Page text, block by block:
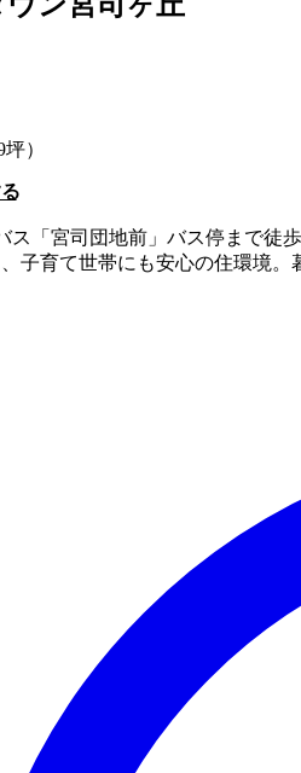
）
ス「宮司団地前」バス停まで徒
子育て世帯にも安心の住環境